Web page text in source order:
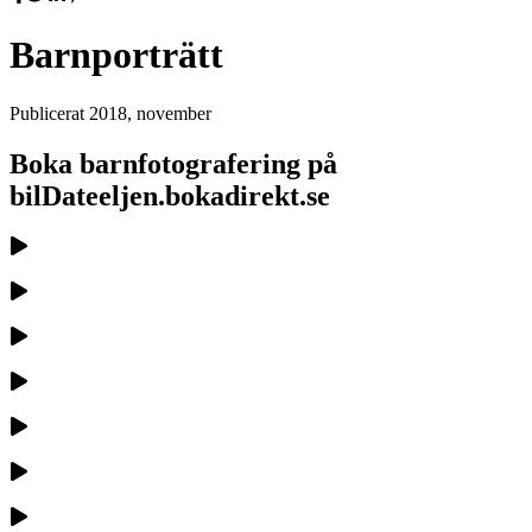
Barnporträtt
Publicerat 2018, november
Boka barnfotografering på
bilDateeljen.bokadirekt.se